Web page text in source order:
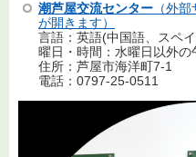
潮芦屋交流センター （外
が開きます）
言語：英語(中国語、スペ
曜日・時間：水曜日以外
住所：芦屋市海洋町7-1
電話：0797-25-0511